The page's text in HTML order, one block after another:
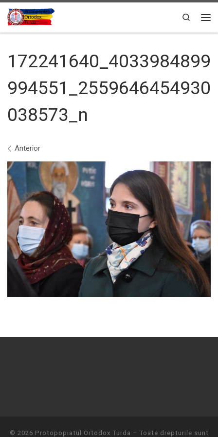
Sari la conținut
Search
172241640_4033984899
994551_2559646454930
038573_n
Navigare în imagini
Anterior
© 2026 Protopopiatul Ortodox Turda – Toate drepturile sunt